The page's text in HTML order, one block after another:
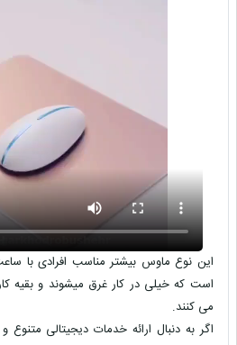
این نوع ماوس بیشتر مناسب افرادی با
است که خیلی در کار غرق میشوند و بقیه
می کنند.
اگر به دنبال ارائه خدمات دیجیتالی